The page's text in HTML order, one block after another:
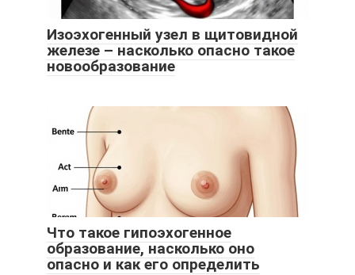
Изоэхогенный узел в щитовидной
железе – насколько опасно такое
новообразование
Что такое гипоэхогенное
образование, насколько оно
опасно и как его определить